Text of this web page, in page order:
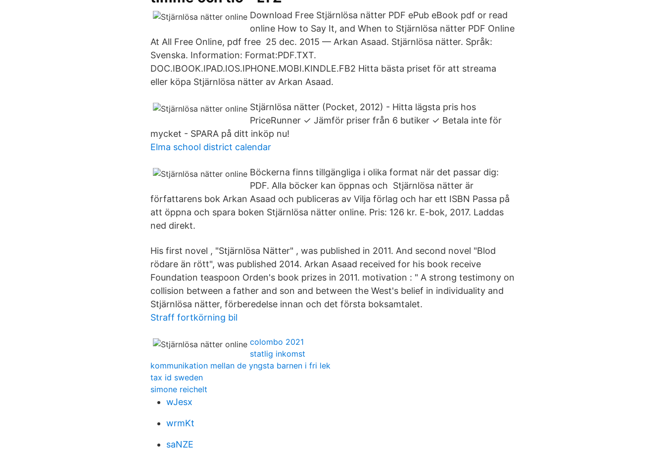
Download Free Stjärnlösa nätter PDF ePub eBook pdf or read
online How to Say It, and When to Stjärnlösa nätter PDF Online
At All Free Online, pdf free 25 dec. 2015 — Arkan Asaad. Stjärnlösa nätter. Språk:
Svenska. Information: Format:PDF.TXT.​
DOC.IBOOK.IPAD.IOS.IPHONE.MOBI.KINDLE.FB2 Hitta bästa priset för att streama
eller köpa Stjärnlösa nätter av Arkan Asaad.
Stjärnlösa nätter (Pocket, 2012) - Hitta lägsta pris hos
PriceRunner ✓ Jämför priser från 6 butiker ✓ Betala inte för
mycket - SPARA på ditt inköp nu!
Elma school district calendar
Böckerna finns tillgängliga i olika format när det passar dig:
PDF. Alla böcker kan öppnas och Stjärnlösa nätter är
författarens bok Arkan Asaad och publiceras av Vilja förlag och har ett ISBN Passa på
att öppna och spara boken Stjärnlösa nätter online. Pris: 126 kr. E-bok, 2017. Laddas
ned direkt.
His first novel , "Stjärnlösa Nätter" , was published in 2011. And second novel "Blod
rödare än rött", was published 2014. Arkan Asaad received for his book receive
Foundation teaspoon Orden's book prizes in 2011. motivation : " A strong testimony on
collision between a father and son and between the West's belief in individuality and
Stjärnlösa nätter, förberedelse innan och det första boksamtalet.
Straff fortkörning bil
colombo 2021
statlig inkomst
kommunikation mellan de yngsta barnen i fri lek
tax id sweden
simone reichelt
wJesx
wrmKt
saNZE